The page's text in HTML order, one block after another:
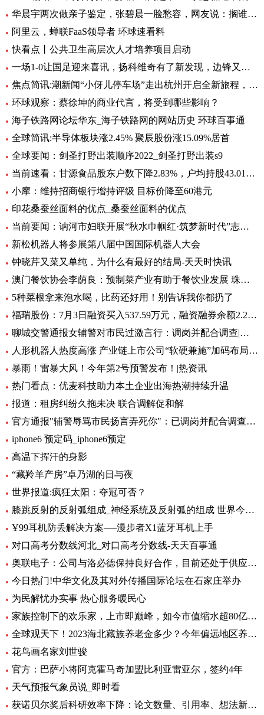
华晨宇两次做亲子鉴定，张碧晨一脸愁容，网友说：搁谁都会不开心|焦点热文
阿里云，蝉联FaaS领导者 环球速看料
快看点丨公共卫生高层次人才培养项目启动
一场1-0让国足迎来喜讯，扬科维奇有了新发现，边锋又添一位猛将|世界热讯
焦点简讯:潮新闻“小伢儿停车场”走出杭州开启全新旅程，在台州10个青少年宫正式上线
环球观察：蔡徐坤的商业代言，将受到哪些影响？
海子铁路网论坛华东_海子铁路网的网站历史 环球百事通
全球简讯:半导体板块涨2.45% 聚辰股份涨15.09%居首
全球要闻：剑圣打野出装顺序2022_剑圣打野出装s9
当前速看：甘源食品股东户数下降2.83%，户均持股43.01万元
小摩：维持招商银行增持评级 目标价降至60港元
印花桑蚕丝面料的优点_桑蚕丝面料的优点
当前要闻：讷河市妇联开展“秋水巾帼红·筑梦新时代”志愿服务活动
新松机器人将参展第八届中国国际机器人大会
钟晓芹又菜又单纯，为什么有最好的结局-天天时快讯
澳门餐饮协会李荫良：预制菜产业有助于餐饮业发展 珠澳要优势互补 焦点
5种菜根拿来泡水喝，比药还好用！别告诉我你都扔了
福瑞股份：7月3日融资买入537.59万元，融资融券余额2.29亿元
聊城交警通报女辅警对市民过激言行：调岗并配合调查|环球快资讯
人形机器人热度高涨 产业链上市公司“软硬兼施”加码布局|环球播资讯
暴雨！雷暴大风！今年第2号预警发布！|热资讯
热门看点：优麦科技助力本土企业出海热潮持续升温
报道：租房纠纷久拖未决 联合调解促和解
官方通报"辅警辱骂市民扬言弄死你"：已调岗并配合调查-当前聚焦
iphone6 预定码_iphone6预定
高温下挥汗的身影
“藏羚羊产房”卓乃湖的日与夜
世界报道:疯狂太阳：夺冠可否？
膝跳反射的反射弧组成_神经系统及反射弧的组成 世界今日讯
Ұ99耳机防丢解决方案──漫步者X1蓝牙耳机上手
对口高考分数线河北_对口高考分数线-天天百事通
奥联电子：公司与洛必德保持良好合作，目前还处于供应部分零部件阶段，对公司业绩影响不大_短讯
今日热门!中华文化及其对外传播国际论坛在石家庄举办
为民解忧办实事 热心服务暖民心
家族控制下的欢乐家，上市即巅峰，如今市值缩水超80亿元|世界今头条
全球观天下！2023海北藏族养老金多少？今年偏远地区养老金如何调整？
花鸟画名家刘世骏
官方：巴萨小将阿克霍马奇加盟比利亚雷亚尔，签约4年
天气预报气象员说_即时看
获诺贝尔奖后科研效率下降：论文数量、引用率、想法新颖程度都下降_世界实时